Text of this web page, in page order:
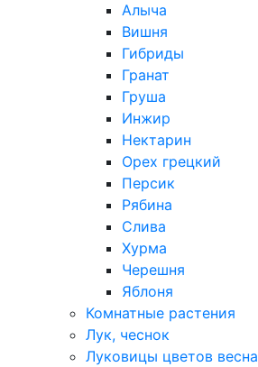
Алыча
Вишня
Гибриды
Гранат
Груша
Инжир
Нектарин
Орех грецкий
Персик
Рябина
Слива
Хурма
Черешня
Яблоня
Комнатные растения
Лук, чеснок
Луковицы цветов весна